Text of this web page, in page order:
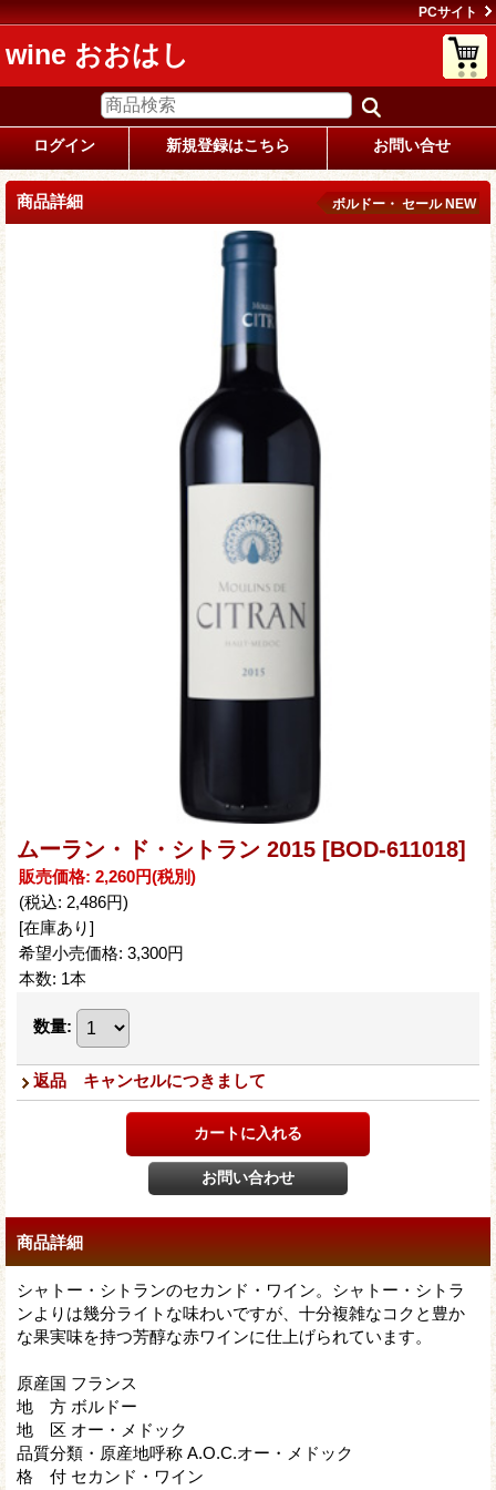
PCサイト
wine おおはし
ログイン 新規登録はこちら お問い合せ
商品詳細 ボルドー・ セール NEW
ムーラン・ド・シトラン 2015 [BOD-611018]
販売価格: 2,260円(税別)
(税込: 2,486円)
[在庫あり]
希望小売価格: 3,300円
本数: 1本
数量:
返品 キャンセルにつきまして
商品詳細
シャトー・シトランのセカンド・ワイン。シャトー・シトラ
ンよりは幾分ライトな味わいですが、十分複雑なコクと豊か
な果実味を持つ芳醇な赤ワインに仕上げられています。
原産国 フランス
地 方 ボルドー
地 区 オー・メドック
品質分類・原産地呼称 A.O.C.オー・メドック
格 付 セカンド・ワイン